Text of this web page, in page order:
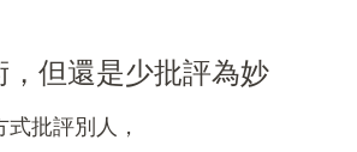
但還是少批評為妙
批評別人，